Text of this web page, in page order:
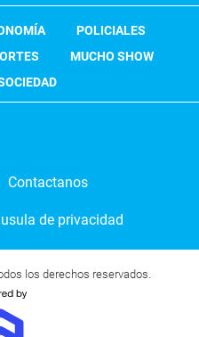
POLICIALES
MUCHO SHOW
Contactanos
de privacidad
los derechos reservados.